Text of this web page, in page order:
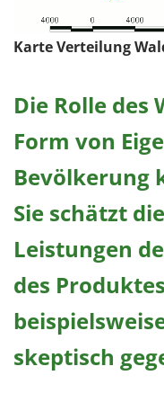
Karte Verteilung
Die Rolle des
Form von
Bevölkerung
Sie schätzt
Leistungen
des
skeptisch